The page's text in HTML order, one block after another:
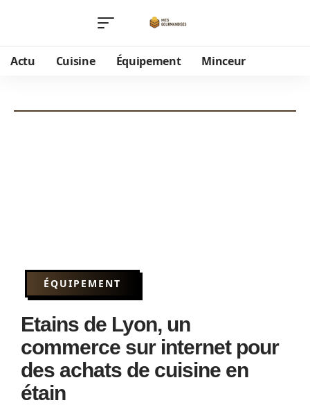
Actu Cuisine Équipement Minceur
ÉQUIPEMENT
Etains de Lyon, un
commerce sur internet pour
des achats de cuisine en
étain